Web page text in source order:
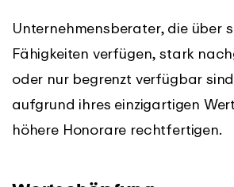
Unternehmensberater, die über
Fähigkeiten verfügen, stark
oder nur begrenzt verfügbar
aufgrund ihres einzigartigen
höhere Honorare rechtfertigen.